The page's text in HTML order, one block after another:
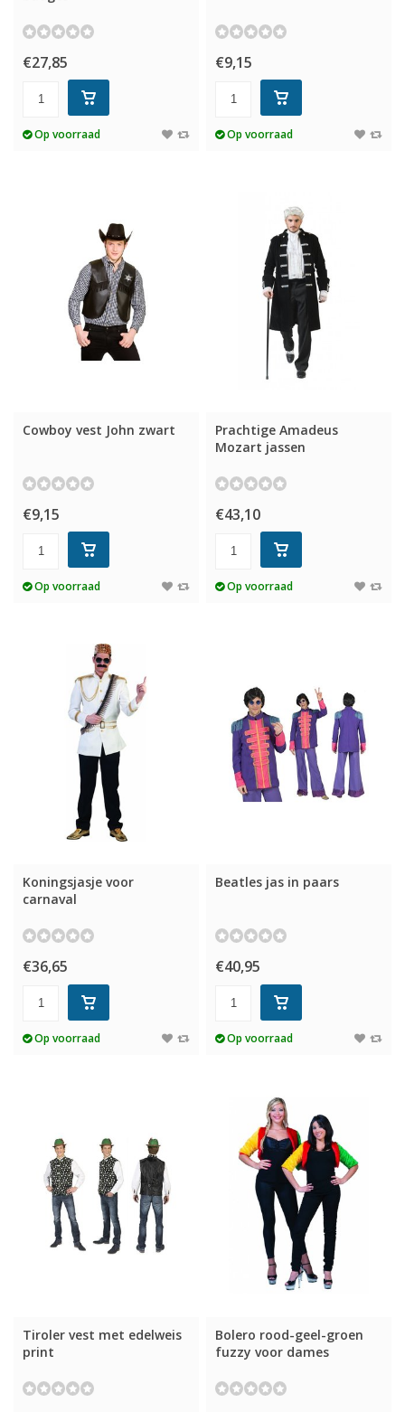
€27,85
Op voorraad
€9,15
Op voorraad
Cowboy vest John zwart
€9,15
Op voorraad
Prachtige Amadeus
Mozart jassen
€43,10
Op voorraad
Koningsjasje voor
carnaval
€36,65
Op voorraad
Beatles jas in paars
€40,95
Op voorraad
Tiroler vest met edelweis
print
Bolero rood-geel-groen
fuzzy voor dames